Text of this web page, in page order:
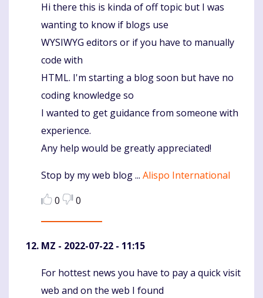
Komentaras
Hi there this is kinda of off topic but I was
wanting to know if blogs use
WYSIWYG editors or if you have to manually
code with
HTML. I'm starting a blog soon but have no
coding knowledge so
I wanted to get guidance from someone with
experience.
Any help would be greatly appreciated!
Stop by my web blog ... Alispo International
0
0
MZ - 2022-07-22 - 11:15
Komentaras
For hottest news you have to pay a quick visit
web and on the web I found